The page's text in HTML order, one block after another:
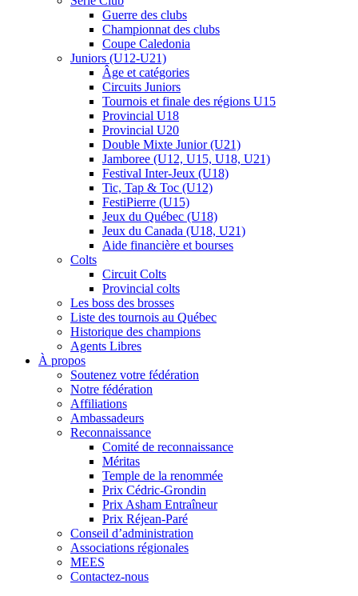
Guerre des clubs
Championnat des clubs
Coupe Caledonia
Juniors (U12-U21)
Âge et catégories
Circuits Juniors
Tournois et finale des régions U15
Provincial U18
Provincial U20
Double Mixte Junior (U21)
Jamboree (U12, U15, U18, U21)
Festival Inter-Jeux (U18)
Tic, Tap & Toc (U12)
FestiPierre (U15)
Jeux du Québec (U18)
Jeux du Canada (U18, U21)
Aide financière et bourses
Colts
Circuit Colts
Provincial colts
Les boss des brosses
Liste des tournois au Québec
Historique des champions
Agents Libres
À propos
Soutenez votre fédération
Notre fédération
Affiliations
Ambassadeurs
Reconnaissance
Comité de reconnaissance
Méritas
Temple de la renommée
Prix Cédric-Grondin
Prix Asham Entraîneur
Prix Réjean-Paré
Conseil d’administration
Associations régionales
MEES
Contactez-nous